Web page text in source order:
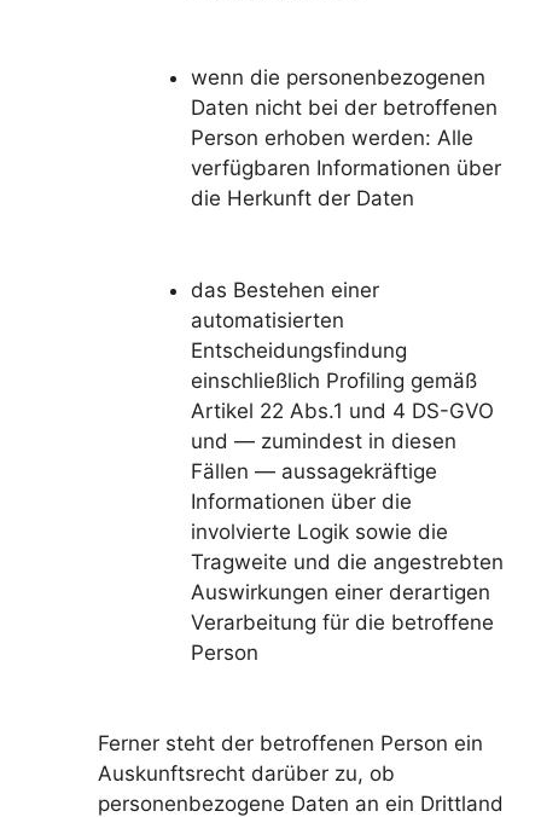
wenn die personenbezogenen
Daten nicht bei der betroffenen
Person erhoben werden: Alle
verfügbaren Informationen über
die Herkunft der Daten
das Bestehen einer
automatisierten
Entscheidungsfindung
einschließlich Profiling gemäß
Artikel 22 Abs.1 und 4 DS-GVO
und — zumindest in diesen
Fällen — aussagekräftige
Informationen über die
involvierte Logik sowie die
Tragweite und die angestrebten
Auswirkungen einer derartigen
Verarbeitung für die betroffene
Person
Ferner steht der betroffenen Person ein
Auskunftsrecht darüber zu, ob
personenbezogene Daten an ein Drittland